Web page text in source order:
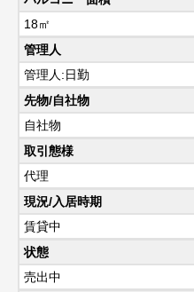
18㎡
管理人
管理人:日勤
先物/自社物
自社物
取引態様
代理
現況/入居時期
賃貸中
状態
売出中